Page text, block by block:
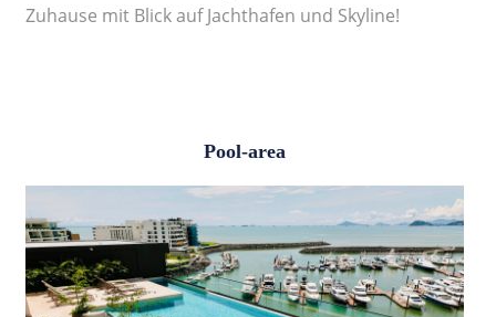
Zuhause mit Blick auf Jachthafen und Skyline!
Pool-area